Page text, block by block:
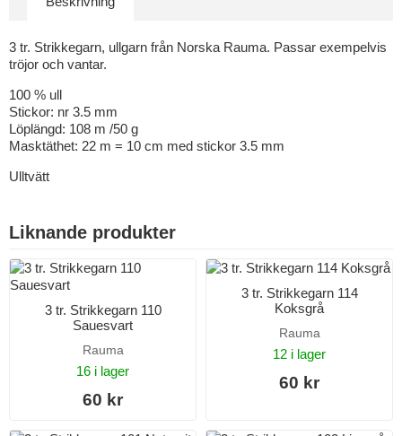
3 tr. Strikkegarn, ullgarn från Norska Rauma. Passar exempelvis
tröjor och vantar.
100 % ull
Stickor: nr 3.5 mm
Löplängd: 108 m /50 g
Masktäthet: 22 m = 10 cm med stickor 3.5 mm
Ulltvätt
Liknande produkter
3 tr. Strikkegarn 110
Sauesvart
Rauma
16 i lager
60 kr
3 tr. Strikkegarn 114
Koksgrå
Rauma
12 i lager
60 kr